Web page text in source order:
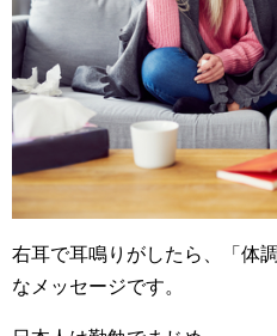
右耳で耳鳴りがしたら、「体
なメッセージです。